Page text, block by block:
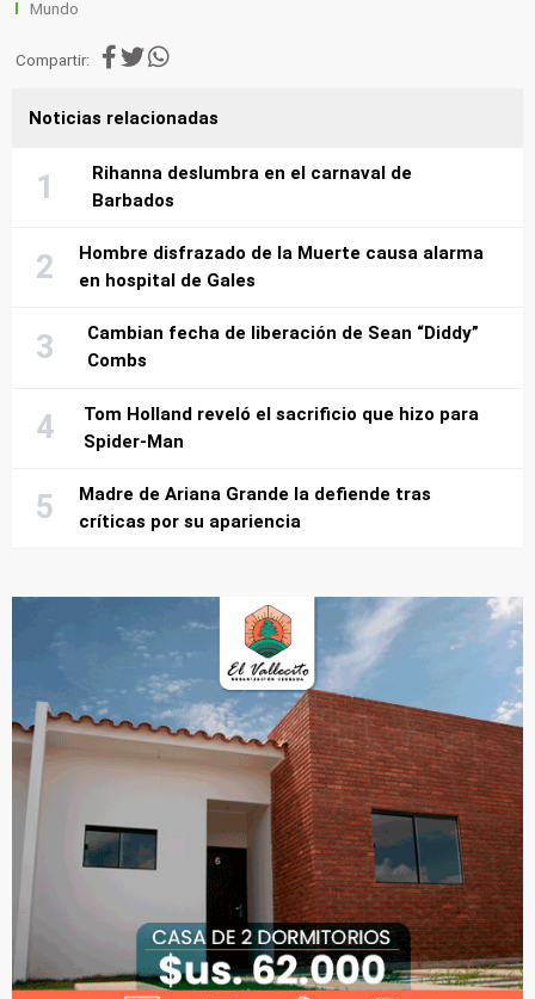
Mundo
Compartir:
Noticias relacionadas
Rihanna deslumbra en el carnaval de
Barbados
Hombre disfrazado de la Muerte causa alarma
en hospital de Gales
Cambian fecha de liberación de Sean “Diddy”
Combs
Tom Holland reveló el sacrificio que hizo para
Spider-Man
Madre de Ariana Grande la defiende tras
críticas por su apariencia